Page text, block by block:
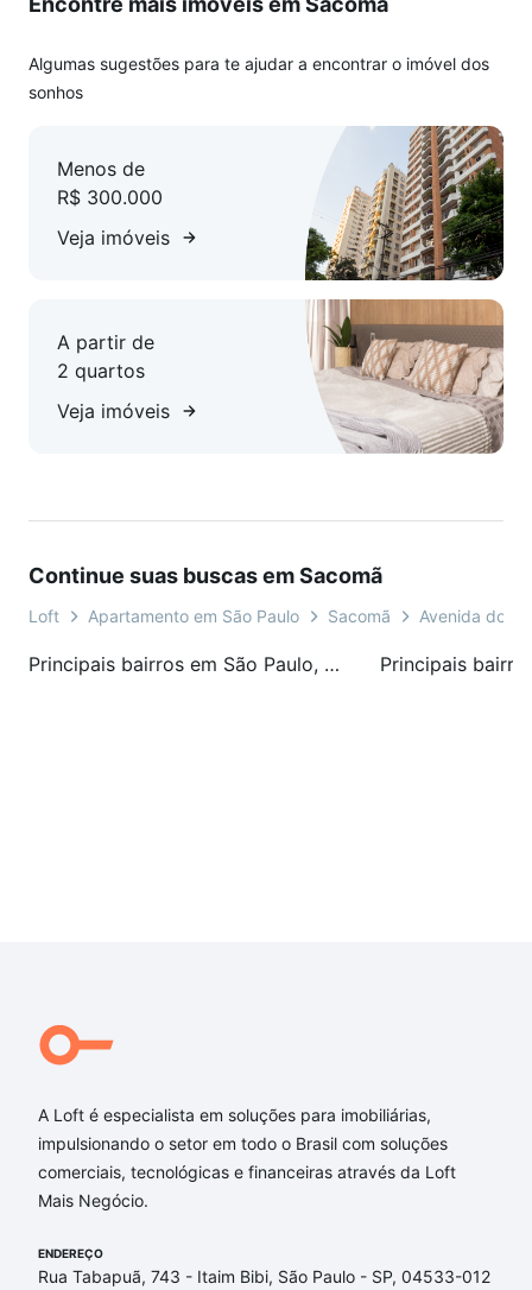
Algumas sugestões para te ajudar a encontrar o imóvel dos
sonhos
Menos de
R$ 300.000
Veja imóveis
A partir de
2 quartos
Veja imóveis
Continue suas buscas em Sacomã
Loft Apartamento em São Paulo Sacomã Avenida dos
Principais bairros em São Paulo, SP
A Loft é especialista em soluções para imobiliárias,
impulsionando o setor em todo o Brasil com soluções
comerciais, tecnológicas e financeiras através da Loft
Mais Negócio.
ENDEREÇO
Rua Tabapuã, 743 - Itaim Bibi, São Paulo - SP, 04533-012